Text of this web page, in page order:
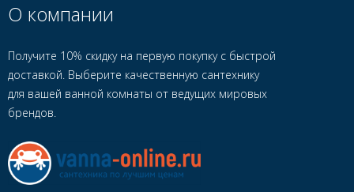
О компании
Получите 10% скидку на первую покупку с быстрой
доставкой. Выберите качественную сантехнику
для вашей ванной комнаты от ведущих мировых
брендов.